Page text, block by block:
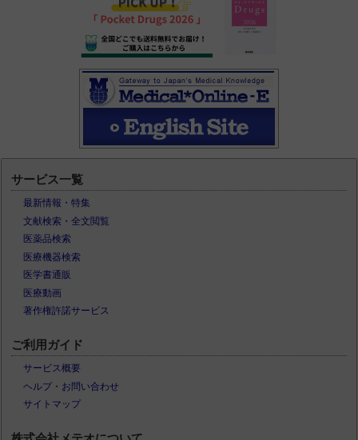
サービス一覧
最新情報・特集
文献検索・全文閲覧
医薬品検索
医療機器検索
医学書通販
医療動画
著作権許諾サービス
ご利用ガイド
サービス概要
ヘルプ・お問い合わせ
サイトマップ